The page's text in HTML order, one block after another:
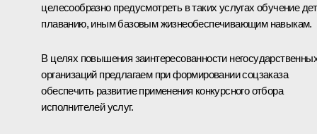
целесообразно предусмотреть в таких услугах обучение
плаванию, иным базовым жизнеобеспечивающим навыкам.
В целях повышения заинтересованности
организаций предлагаем при формировании соцзаказа
обеспечить развитие применения конкурсного отбора
исполнителей услуг.